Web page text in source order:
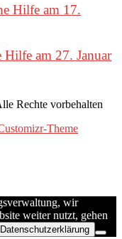
Hilfe am 17.
Hilfe am 27. Januar
Rechte vorbehalten
Theme
wir
weiter nutzt, gehen
Datenschutzerklärung